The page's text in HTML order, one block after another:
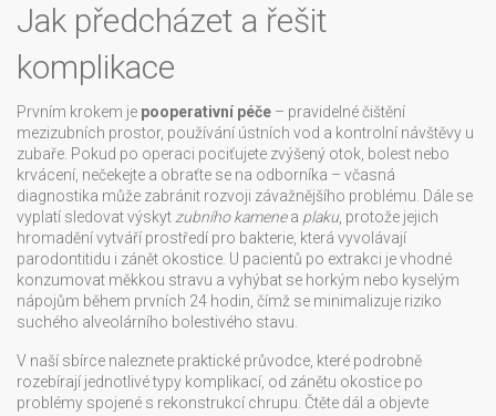
Jak předcházet a řešit
komplikace
Prvním krokem je pooperativní péče – pravidelné čištění
mezizubních prostor, používání ústních vod a kontrolní návštěvy u
zubaře. Pokud po operaci pociťujete zvýšený otok, bolest nebo
krvácení, nečekejte a obraťte se na odborníka – včasná
diagnostika může zabránit rozvoji závažnějšího problému. Dále se
vyplatí sledovat výskyt zubního kamenea plaku, protože jejich
hromadění vytváří prostředí pro bakterie, která vyvolávají
parodontitidu i zánět okostice. U pacientů po extrakci je vhodné
konzumovat měkkou stravu a vyhýbat se horkým nebo kyselým
nápojům během prvních 24 hodin, čímž se minimalizuje riziko
suchého alveolárního bolestivého stavu.
V naší sbírce naleznete praktické průvodce, které podrobně
rozebírají jednotlivé typy komplikací, od zánětu okostice po
problémy spojené s rekonstrukcí chrupu. Čtěte dál a objevte